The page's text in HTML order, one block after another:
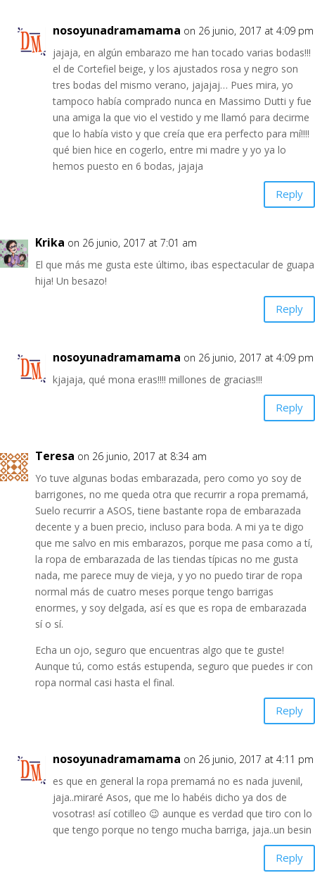
nosoyunadramamama on 26 junio, 2017 at 4:09 pm
jajaja, en algún embarazo me han tocado varias bodas!!!
el de Cortefiel beige, y los ajustados rosa y negro son
tres bodas del mismo verano, jajajaj… Pues mira, yo
tampoco había comprado nunca en Massimo Dutti y fue
una amiga la que vio el vestido y me llamó para decirme
que lo había visto y que creía que era perfecto para mí!!!!
qué bien hice en cogerlo, entre mi madre y yo ya lo
hemos puesto en 6 bodas, jajaja
Reply
Krika on 26 junio, 2017 at 7:01 am
El que más me gusta este último, ibas espectacular de guapa
hija! Un besazo!
Reply
nosoyunadramamama on 26 junio, 2017 at 4:09 pm
kjajaja, qué mona eras!!!! millones de gracias!!!
Reply
Teresa on 26 junio, 2017 at 8:34 am
Yo tuve algunas bodas embarazada, pero como yo soy de
barrigones, no me queda otra que recurrir a ropa premamá,
Suelo recurrir a ASOS, tiene bastante ropa de embarazada
decente y a buen precio, incluso para boda. A mi ya te digo
que me salvo en mis embarazos, porque me pasa como a tí,
la ropa de embarazada de las tiendas típicas no me gusta
nada, me parece muy de vieja, y yo no puedo tirar de ropa
normal más de cuatro meses porque tengo barrigas
enormes, y soy delgada, así es que es ropa de embarazada
sí o sí.
Echa un ojo, seguro que encuentras algo que te guste!
Aunque tú, como estás estupenda, seguro que puedes ir con
ropa normal casi hasta el final.
Reply
nosoyunadramamama on 26 junio, 2017 at 4:11 pm
es que en general la ropa premamá no es nada juvenil,
jaja..miraré Asos, que me lo habéis dicho ya dos de
vosotras! así cotilleo 😉 aunque es verdad que tiro con lo
que tengo porque no tengo mucha barriga, jaja..un besin
Reply